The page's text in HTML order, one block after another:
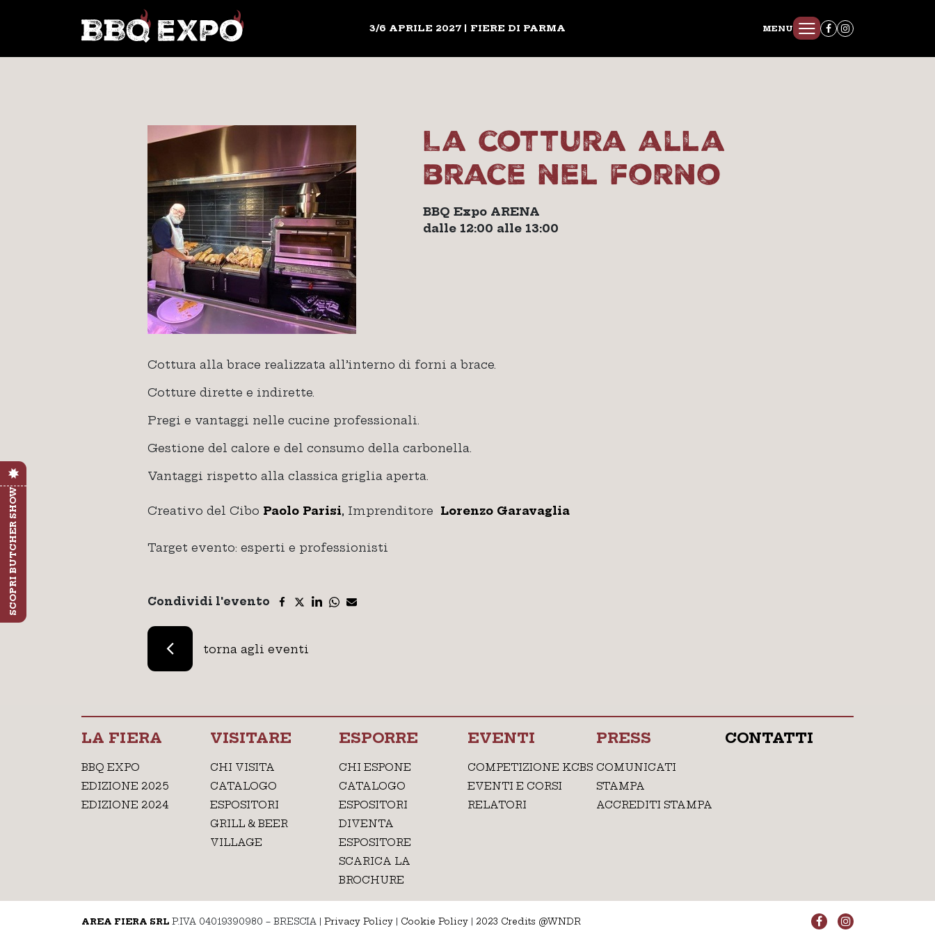
3/6 APRILE 2027 | FIERE DI PARMA MENU
SCOPRI BUTCHER SHOW
La cottura alla
brace nel forno
BBQ Expo ARENA
dalle 12:00 alle 13:00
Cottura alla brace realizzata all’interno di forni a brace.
Cotture dirette e indirette.
Pregi e vantaggi nelle cucine professionali.
Gestione del calore e del consumo della carbonella.
Vantaggi rispetto alla classica griglia aperta.
Creativo del Cibo Paolo Parisi, Imprenditore Lorenzo Garavaglia
Target evento: esperti e professionisti
Condividi l'evento
torna agli eventi
LA FIERA
BBQ EXPO
EDIZIONE 2025
EDIZIONE 2024
VISITARE
CHI VISITA
CATALOGO
ESPOSITORI
GRILL & BEER
VILLAGE
ESPORRE
CHI ESPONE
CATALOGO
ESPOSITORI
DIVENTA
ESPOSITORE
SCARICA LA
BROCHURE
EVENTI
COMPETIZIONE KCBS
EVENTI E CORSI
RELATORI
PRESS
COMUNICATI
STAMPA
ACCREDITI STAMPA
CONTATTI
AREA FIERA SRL P.IVA 04019390980 – BRESCIA | Privacy Policy | Cookie Policy | 2023 Credits @WNDR